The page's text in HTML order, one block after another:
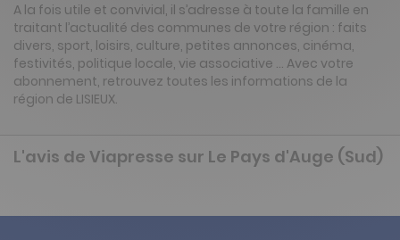
A la fois utile et convivial, il s’adresse à toute la famille en
traitant l’actualité des communes de votre région : faits
divers, sport, loisirs, culture, petites annonces, cinéma,
festivités, politique locale, vie associative … Avec votre
abonnement, retrouvez toutes les informations de la
région de LISIEUX.
L'avis de Viapresse sur Le Pays d'Auge (Sud)